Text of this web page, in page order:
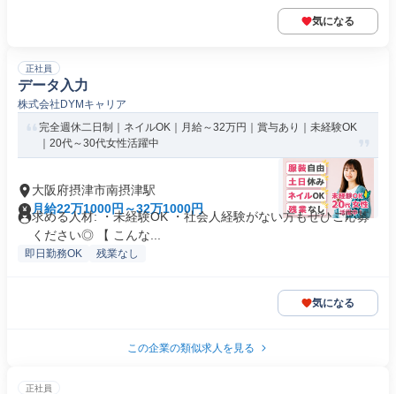
気になる
正社員
データ入力
株式会社DYMキャリア
完全週休二日制｜ネイルOK｜月給～32万円｜賞与あり｜未経験OK
｜20代～30代女性活躍中
大阪府摂津市南摂津駅
月給22万1000円～32万1000円
求める人材: ・未経験OK ・社会人経験がない方もぜひご応募
ください◎ 【 こんな...
即日勤務OK 残業なし
気になる
この企業の類似求人を見る
正社員